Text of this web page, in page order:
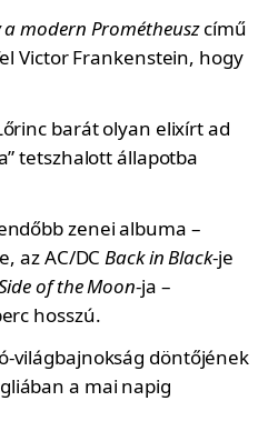
modern Prométheuszcímű
Victor Frankenstein, hogy
barát olyan elixírt ad
tetszhalott állapotba
zenei albuma –
az AC/DCBack in Black-je
of the Moon-ja –
hosszú.
világbajnokság döntőjének
a mai napig